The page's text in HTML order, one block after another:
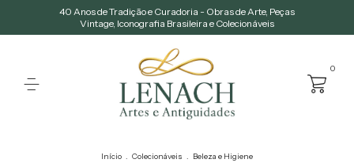
40 Anos de Tradição e Curadoria - Obras de Arte, Peças
Vintage, Iconografia Brasileira e Colecionáveis
0
Início . Colecionáveis . Beleza e Higiene